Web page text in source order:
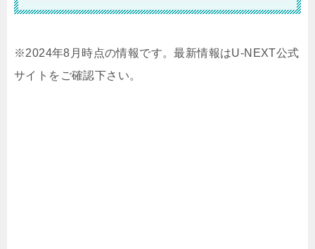
※2024年8月時点の情報です。最新情報はU-NEXT公式
サイトをご確認下さい。